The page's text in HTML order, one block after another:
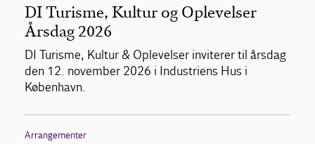
DI Turisme, Kultur og Oplevelser
Årsdag 2026
DI Turisme, Kultur & Oplevelser inviterer til årsdag
den 12. november 2026 i Industriens Hus i
København.
Arrangementer